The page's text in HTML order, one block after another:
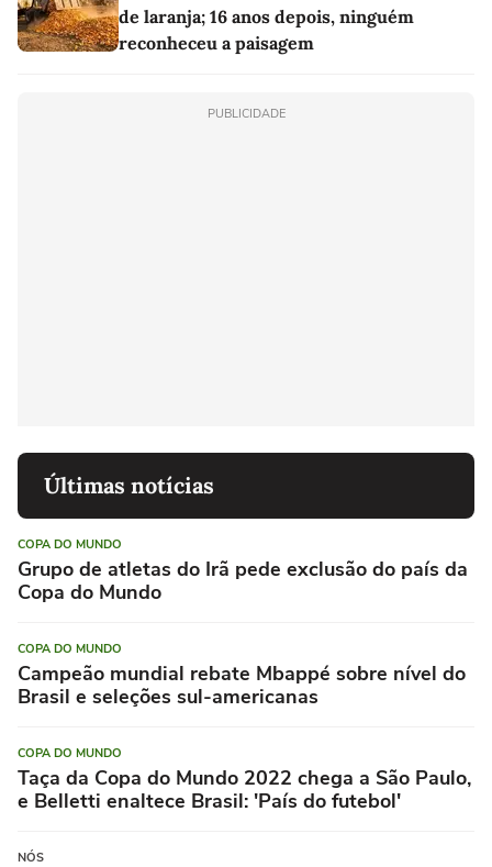
de laranja; 16 anos depois, ninguém
reconheceu a paisagem
PUBLICIDADE
Últimas notícias
COPA DO MUNDO
Grupo de atletas do Irã pede exclusão do país da
Copa do Mundo
COPA DO MUNDO
Campeão mundial rebate Mbappé sobre nível do
Brasil e seleções sul-americanas
COPA DO MUNDO
Taça da Copa do Mundo 2022 chega a São Paulo,
e Belletti enaltece Brasil: 'País do futebol'
NÓS